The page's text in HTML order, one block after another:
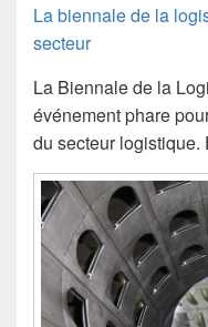
La biennale de la
secteur
La Biennale de la
événement phare
du secteur